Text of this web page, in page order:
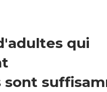
qui
sont